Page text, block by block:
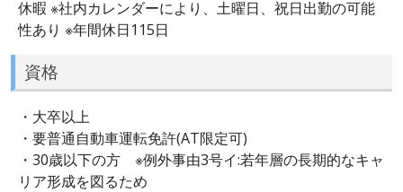
休暇 ※社内カレンダーにより、土曜日、祝日出勤の可能
性あり ※年間休日115日
資格
・大卒以上
・要普通自動車運転免許(AT限定可)
・30歳以下の方 ※例外事由3号イ:若年層の長期的なキャ
リア形成を図るため